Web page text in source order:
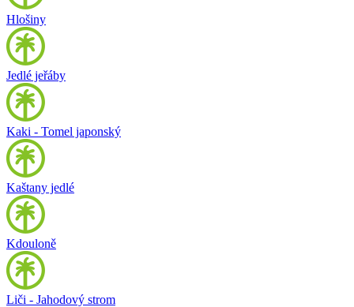
Hlošiny
Jedlé jeřáby
Kaki - Tomel japonský
Kaštany jedlé
Kdouloně
Liči - Jahodový strom